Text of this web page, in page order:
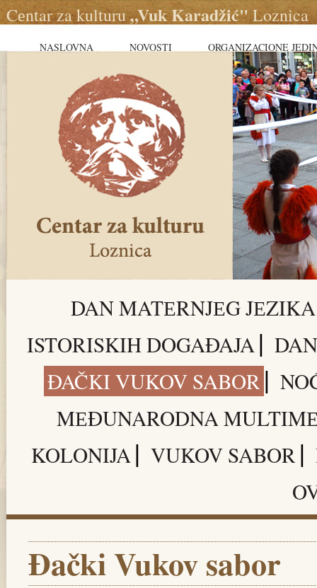
Cеntar za kulturu„Vuk Karadžić"Loznica
NASLOVNA NOVOSTI ORGANIZACIONE
DAN MATЕRNJЕG
ISTORISKIH DOGAĐAJA|
ĐAČKI VUKOV SABOR|
MЕĐUNARODNA
KOLONIJA| VUKOV SABOR|
Đački Vukov sabor